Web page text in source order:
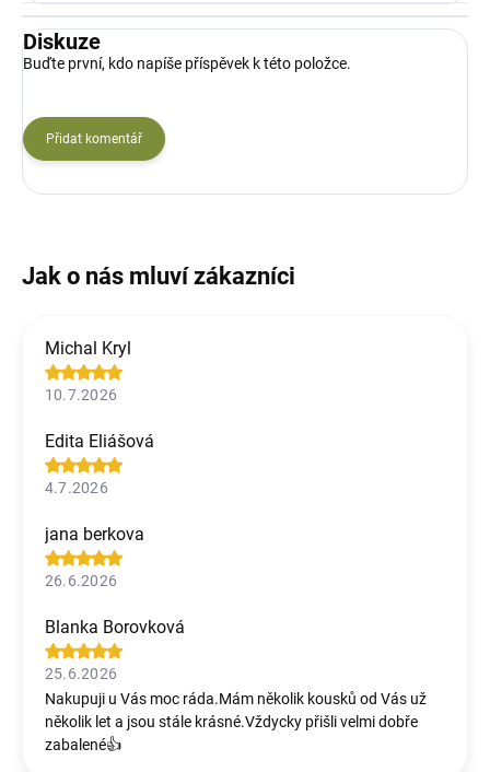
Diskuze
Buďte první, kdo napíše příspěvek k této položce.
Přidat komentář
Michal Kryl
10.7.2026
Edita Eliášová
4.7.2026
jana berkova
26.6.2026
Blanka Borovková
25.6.2026
Nakupuji u Vás moc ráda.Mám několik kousků od Vás už
několik let a jsou stále krásné.Vždycky přišli velmi dobře
zabalené👍